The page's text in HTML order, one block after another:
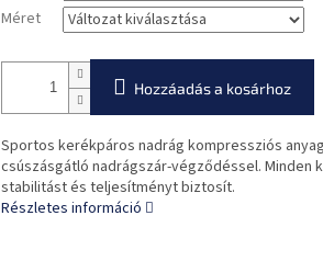
Méret
Hozzáadás a kosárhoz
Sportos kerékpáros nadrág kompressziós
csúszásgátló nadrágszár-végződéssel. Minden
stabilitást és teljesítményt biztosít.
Részletes információ